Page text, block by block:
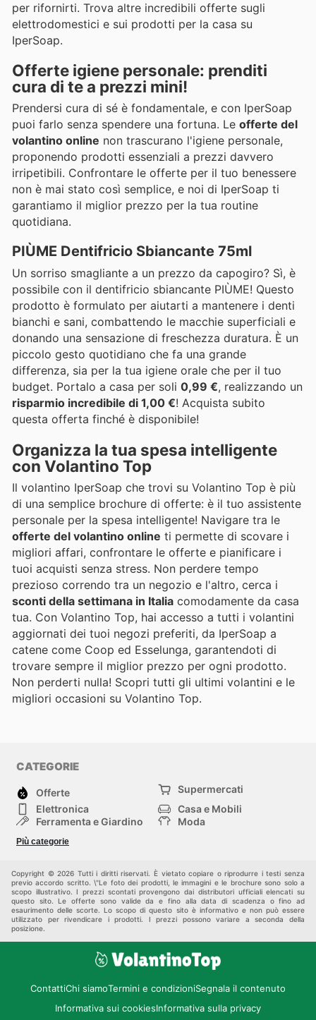
per rifornirti. Trova altre incredibili offerte sugli
elettrodomestici e sui prodotti per la casa su
IperSoap.
Offerte igiene personale: prenditi
cura di te a prezzi mini!
Prendersi cura di sé è fondamentale, e con IperSoap
puoi farlo senza spendere una fortuna. Le offerte del
volantino online non trascurano l'igiene personale,
proponendo prodotti essenziali a prezzi davvero
irripetibili. Confrontare le offerte per il tuo benessere
non è mai stato così semplice, e noi di IperSoap ti
garantiamo il miglior prezzo per la tua routine
quotidiana.
PIÙME Dentifricio Sbiancante 75ml
Un sorriso smagliante a un prezzo da capogiro? Sì, è
possibile con il dentifricio sbiancante PIÙME! Questo
prodotto è formulato per aiutarti a mantenere i denti
bianchi e sani, combattendo le macchie superficiali e
donando una sensazione di freschezza duratura. È un
piccolo gesto quotidiano che fa una grande
differenza, sia per la tua igiene orale che per il tuo
budget. Portalo a casa per soli 0,99 €, realizzando un
risparmio incredibile di 1,00 €! Acquista subito
questa offerta finché è disponibile!
Organizza la tua spesa intelligente
con Volantino Top
Il volantino IperSoap che trovi su Volantino Top è più
di una semplice brochure di offerte: è il tuo assistente
personale per la spesa intelligente! Navigare tra le
offerte del volantino online ti permette di scovare i
migliori affari, confrontare le offerte e pianificare i
tuoi acquisti senza stress. Non perdere tempo
prezioso correndo tra un negozio e l'altro, cerca i
sconti della settimana in Italia comodamente da casa
tua. Con Volantino Top, hai accesso a tutti i volantini
aggiornati dei tuoi negozi preferiti, da IperSoap a
catene come Coop ed Esselunga, garantendoti di
trovare sempre il miglior prezzo per ogni prodotto.
Non perderti nulla! Scopri tutti gli ultimi volantini e le
migliori occasioni su Volantino Top.
CATEGORIE
Offerte
Supermercati
Elettronica
Casa e Mobili
Ferramenta e Giardino
Moda
Bambini e Neonati
Più categorie
Copyright © 2026 Tutti i diritti riservati. È vietato copiare o riprodurre i testi senza
previo accordo scritto. \"Le foto dei prodotti, le immagini e le brochure sono solo a
scopo illustrativo. I prezzi scontati provengono dai distributori ufficiali elencati su
questo sito. Le offerte sono valide da e fino alla data di scadenza o fino ad
esaurimento delle scorte. Lo scopo di questo sito è informativo e non può essere
utilizzato per rivendicare i prodotti. I prezzi possono variare a seconda della
posizione.
ContattiChi siamoTermini e condizioniSegnala il contenuto
Informativa sui cookiesInformativa sulla privacy